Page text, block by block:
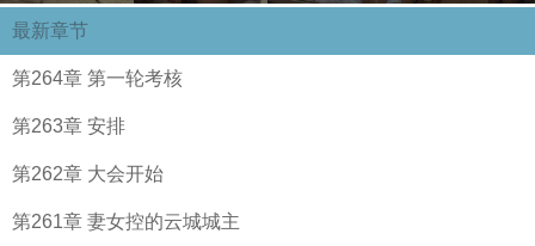
最新章节
第264章 第一轮考核
第263章 安排
第262章 大会开始
第261章 妻女控的云城城主